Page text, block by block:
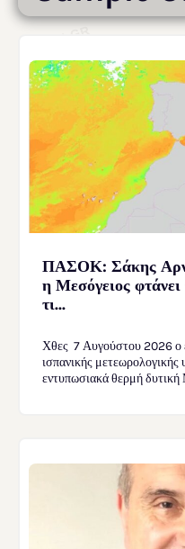
ΠΑΣΟΚ: Σάκης
η Μεσόγειος
τι...
Χθες 7 Αυγούστου 2026 ο
ισπανικής μετεωρολογικής
εντυπωσιακά θερμή δυτική